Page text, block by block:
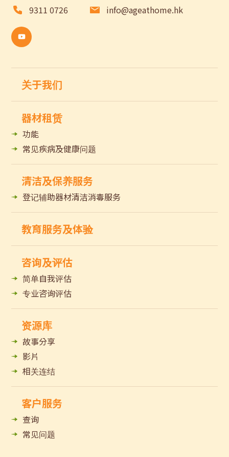
9311 0726 info@ageathome.hk
关于我们
器材租赁
功能
常见疾病及健康问题
清洁及保养服务
登记辅助器材清洁消毒服务
教育服务及体验
咨询及评估
简单自我评估
专业咨询评估
资源库
故事分享
影片
相关连结
客户服务
查询
常见问题